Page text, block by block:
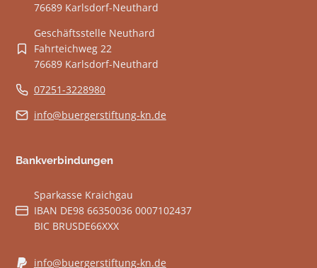
76689 Karlsdorf-Neuthard
Geschäftsstelle Neuthard
Fahrteichweg 22
76689 Karlsdorf-Neuthard
07251-3228980
info@buergerstiftung-kn.de
Bankverbindungen
Sparkasse Kraichgau
IBAN DE98 66350036 0007102437
BIC BRUSDE66XXX
info@buergerstiftung-kn.de